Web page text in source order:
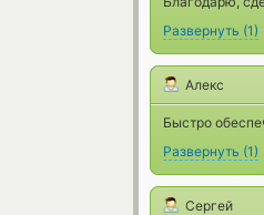
Развернуть (1)
Алекс
Быстро
Развернуть (1)
Сергей